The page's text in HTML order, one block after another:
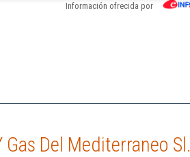
Información ofrecida por
Del Mediterraneo Sl.